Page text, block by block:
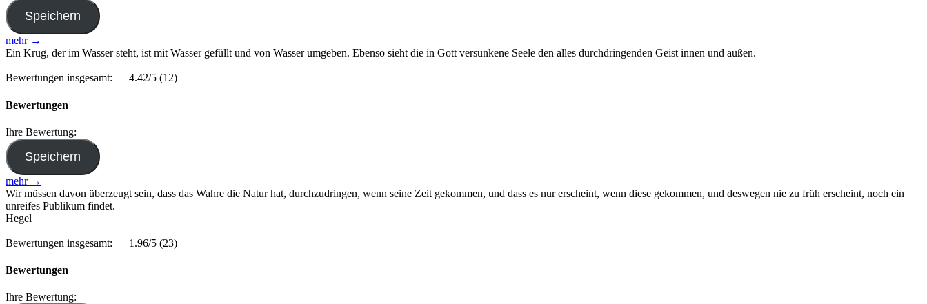
mehr →
Ein Krug, der im Wasser steht, ist mit Wasser gefüllt und von Wasser umgeben. Ebenso sieht die in Gott versunkene Seele den alles durchdringenden Geist innen und außen.
Bewertungen insgesamt: 4.42/5 (12)
Bewertungen
Ihre Bewertung:
mehr →
Wir müssen davon überzeugt sein, dass das Wahre die Natur hat, durchzudringen, wenn seine Zeit gekommen, und dass es nur erscheint, wenn diese gekommen, und deswegen nie zu früh erscheint, noch ein
unreifes Publikum findet.
Hegel
Bewertungen insgesamt: 1.96/5 (23)
Bewertungen
Ihre Bewertung: